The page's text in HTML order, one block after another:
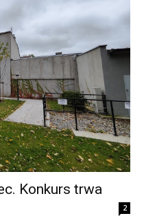
Konkurs trwa
2